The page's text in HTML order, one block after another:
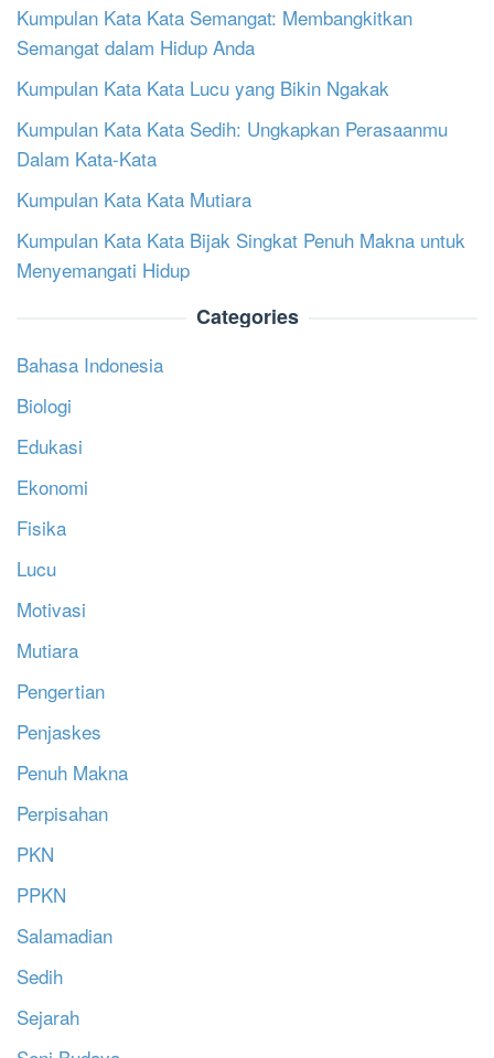
Kumpulan Kata Kata Semangat: Membangkitkan
Semangat dalam Hidup Anda
Kumpulan Kata Kata Lucu yang Bikin Ngakak
Kumpulan Kata Kata Sedih: Ungkapkan Perasaanmu
Dalam Kata-Kata
Kumpulan Kata Kata Mutiara
Kumpulan Kata Kata Bijak Singkat Penuh Makna untuk
Menyemangati Hidup
Categories
Bahasa Indonesia
Biologi
Edukasi
Ekonomi
Fisika
Lucu
Motivasi
Mutiara
Pengertian
Penjaskes
Penuh Makna
Perpisahan
PKN
PPKN
Salamadian
Sedih
Sejarah